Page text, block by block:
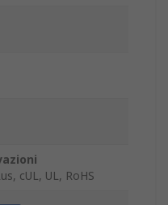
cUL, UL, RoHS